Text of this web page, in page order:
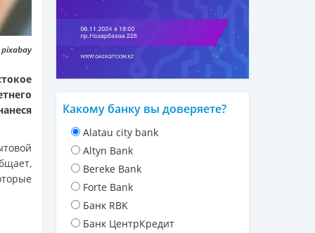
Какому банку вы доверяете?
Alatau city bank
Altyn Bank
Bereke Bank
Forte Bank
Банк RBK
Банк ЦентрКредит